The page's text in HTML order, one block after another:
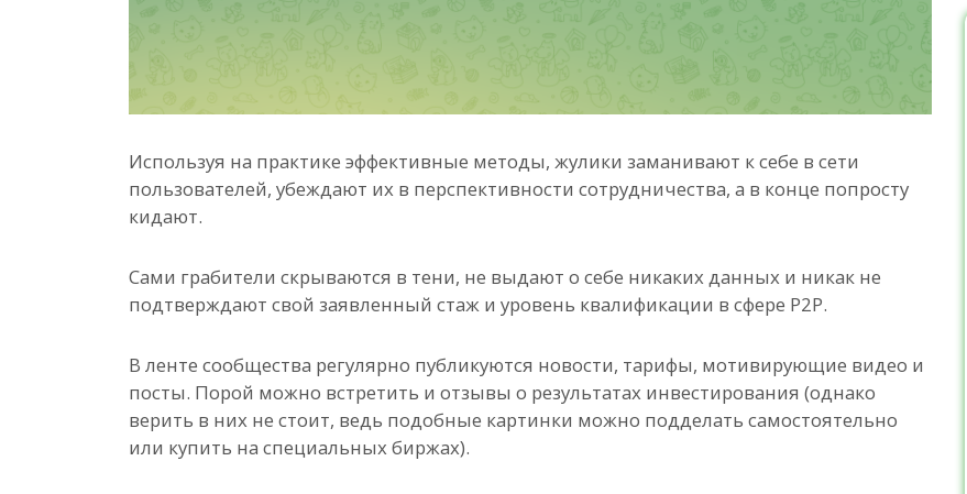
Используя на практике эффективные методы, жулики заманивают к себе в сети
пользователей, убеждают их в перспективности сотрудничества, а в конце попросту
кидают.
Сами грабители скрываются в тени, не выдают о себе никаких данных и никак не
подтверждают свой заявленный стаж и уровень квалификации в сфере P2P.
В ленте сообщества регулярно публикуются новости, тарифы, мотивирующие видео и
посты. Порой можно встретить и отзывы о результатах инвестирования (однако
верить в них не стоит, ведь подобные картинки можно подделать самостоятельно
или купить на специальных биржах).